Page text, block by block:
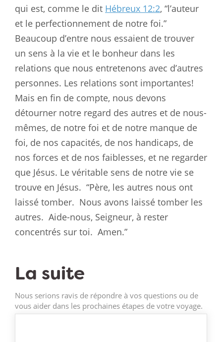
qui est, comme le dit Hébreux 12:2, “l’auteur
et le perfectionnement de notre foi.”
Beaucoup d’entre nous essaient de trouver
un sens à la vie et le bonheur dans les
relations que nous entretenons avec d’autres
personnes. Les relations sont importantes!
Mais en fin de compte, nous devons
détourner notre regard des autres et de nous-
mêmes, de notre foi et de notre manque de
foi, de nos capacités, de nos handicaps, de
nos forces et de nos faiblesses, et ne regarder
que Jésus. Le véritable sens de notre vie se
trouve en Jésus. “Père, les autres nous ont
laissé tomber. Nous avons laissé tomber les
autres. Aide-nous, Seigneur, à rester
concentrés sur toi. Amen.”
La suite
Nous serions ravis de répondre à vos questions ou de
vous aider dans les prochaines étapes de votre voyage.